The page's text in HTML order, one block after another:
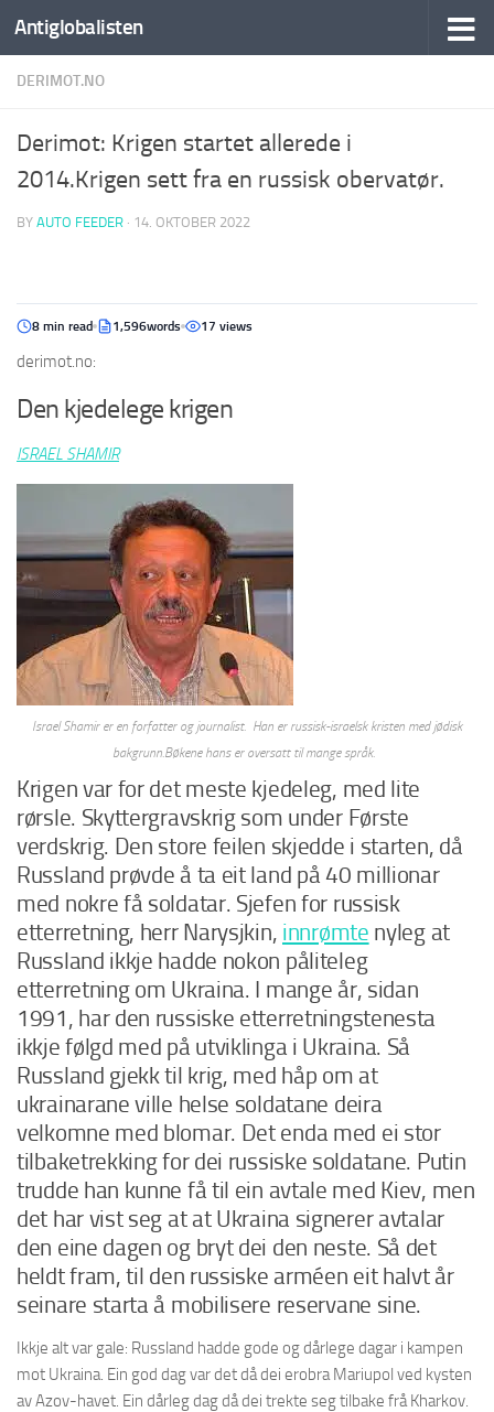
Antiglobalisten
DERIMOT.NO
Derimot: Krigen startet allerede i
2014.Krigen sett fra en russisk obervatør.
BY AUTO FEEDER · 14. OKTOBER 2022
8 min read 1,596words 17 views
derimot.no:
Den kjedelege krigen
ISRAEL SHAMIR
Israel Shamir er en forfatter og journalist. Han er russisk-israelsk kristen med jødisk
bakgrunn.Bøkene hans er oversatt til mange språk.
Krigen var for det meste kjedeleg, med lite
rørsle. Skyttergravskrig som under Første
verdskrig. Den store feilen skjedde i starten, då
Russland prøvde å ta eit land på 40 millionar
med nokre få soldatar. Sjefen for russisk
etterretning, herr Narysjkin, innrømte nyleg at
Russland ikkje hadde nokon påliteleg
etterretning om Ukraina. I mange år, sidan
1991, har den russiske etterretningstenesta
ikkje følgd med på utviklinga i Ukraina. Så
Russland gjekk til krig, med håp om at
ukrainarane ville helse soldatane deira
velkomne med blomar. Det enda med ei stor
tilbaketrekking for dei russiske soldatane. Putin
trudde han kunne få til ein avtale med Kiev, men
det har vist seg at at Ukraina signerer avtalar
den eine dagen og bryt dei den neste. Så det
heldt fram, til den russiske arméen eit halvt år
seinare starta å mobilisere reservane sine.
Ikkje alt var gale: Russland hadde gode og dårlege dagar i kampen
mot Ukraina. Ein god dag var det då dei erobra Mariupol ved kysten
av Azov-havet. Ein dårleg dag då dei trekte seg tilbake frå Kharkov.